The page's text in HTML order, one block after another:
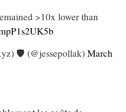
>10x lower than
🛡️ (@jessepollak)March